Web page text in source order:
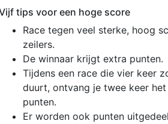
tips voor een hoge score
Race tegen veel sterke, hoog
zeilers.
De winnaar krijgt extra punten.
Tijdens een race die vier keer
duurt, ontvang je twee keer
punten.
Er worden ook punten